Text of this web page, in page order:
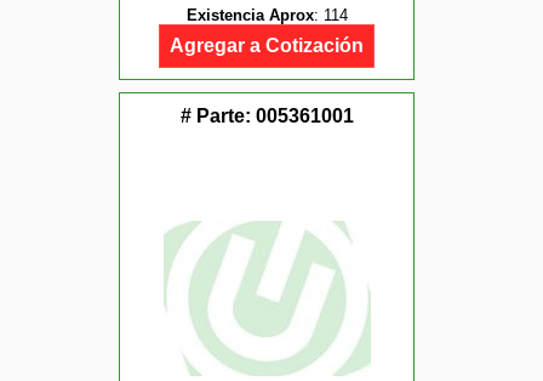
Existencia Aprox: 114
Agregar a Cotización
# Parte: 005361001